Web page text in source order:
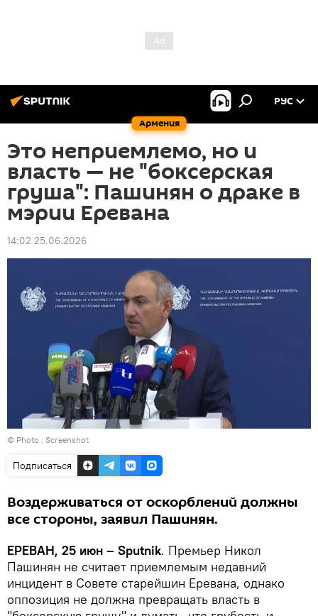
Армения
РУС
Это неприемлемо, но и
власть — не "боксерская
груша": Пашинян о драке в
мэрии Еревана
14:02 25.06.2026
© Photo : Screenshot
Подписаться
Воздерживаться от оскорблений должны
все стороны, заявил Пашинян.
ЕРЕВАН, 25 июн – Sputnik. Премьер Никол
Пашинян не считает приемлемым недавний
инцидент в Совете старейшин Еревана, однако
оппозиция не должна превращать власть в